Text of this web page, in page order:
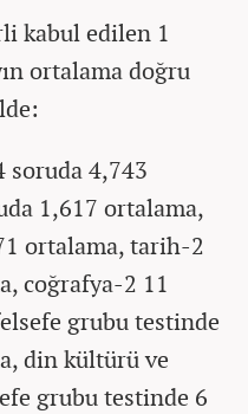
kabul edilen 1
ortalama doğru
soruda 4,743
1,617 ortalama,
ortalama, tarih-2
coğrafya-2 11
grubu testinde
din kültürü ve
grubu testinde 6